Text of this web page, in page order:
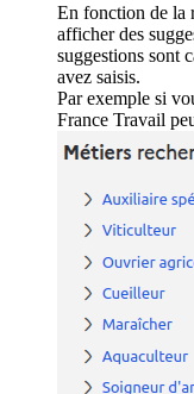
En fonction de la
afficher des
suggestions sont
avez saisis.
Par exemple si
France Travail